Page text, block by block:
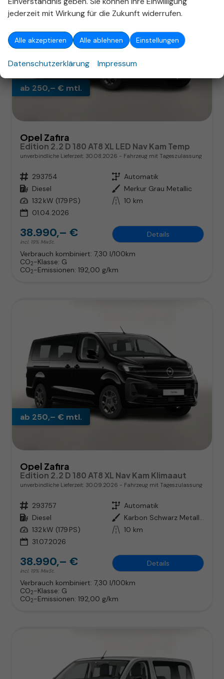
ab 250,– € mtl.
Opel Zafira
Edition 2.2 D 180 AT8 XL LED Nav Kam Temp
unverbindliche Lieferzeit: 30.08.2026 Fahrzeug mit Tageszulassung
Fahrzeugnr. 293754 Getriebe Automatik
Kraftstoff Diesel Außenfarbe Merkur Grau Metallic
Leistung 132 kW (179 PS) Kilometerstand 10 km
01.04.2026
38.990,– €
incl. 19% MwSt.
Details
Verbrauch kombiniert: 7,30 l/100km
CO2-Klasse: G
CO2-Emissionen: 192,00 g/km
ab 250,– € mtl.
Opel Zafira
Edition 2.2 D 180 AT8 XL Nav Kam Klimaaut
unverbindliche Lieferzeit: 30.09.2026 Fahrzeug mit Tageszulassung
Fahrzeugnr. 293757 Getriebe Automatik
Kraftstoff Diesel Außenfarbe
Karbon Schwarz Metallic
Leistung 132 kW (179 PS) Kilometerstand 10 km
31.07.2026
38.990,– €
incl. 19% MwSt.
Details
Verbrauch kombiniert: 7,30 l/100km
CO2-Klasse: G
CO2-Emissionen: 192,00 g/km
jederzeit mit Wirkung für die Zukunft widerrufen.
Alle akzeptieren Alle ablehnen Einstellungen
Datenschutzerklärung Impressum